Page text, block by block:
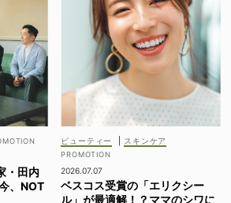
・田内
、NOT
ビューティー スキンケア
2026.07.07
ベスコス受賞の「エリクシー
ル」が最適解！？ママのシワに